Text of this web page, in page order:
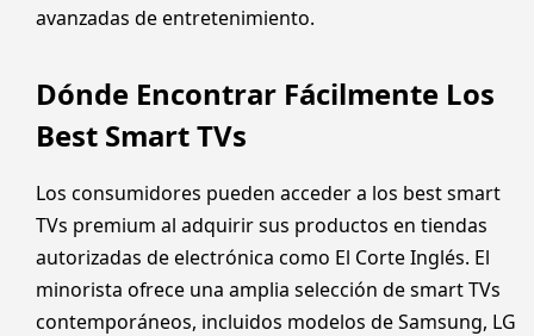
avanzadas de entretenimiento.
Dónde Encontrar Fácilmente Los
Best Smart TVs
Los consumidores pueden acceder a los best smart
TVs premium al adquirir sus productos en tiendas
autorizadas de electrónica como El Corte Inglés. El
minorista ofrece una amplia selección de smart TVs
contemporáneos, incluidos modelos de Samsung, LG